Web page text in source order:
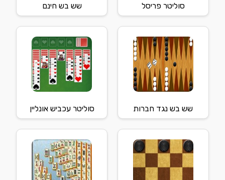
סוליטר פריסל שש בש חינם
שש בש נגד חברות סוליטר עכביש אונליין